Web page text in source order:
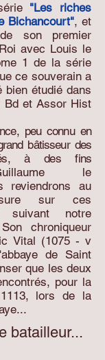
"Les riches
Bichancourt", et
son premier
avec Louis le
1 de la série
ce souverain a
bien étudié dans
Bd et Assor Hist
peu connu en
bâtisseur des
à des fins
le
reviendrons au
sur ces
suivant notre
chroniqueur
Vital (1075 - v
de Saint
que les deux
pour la
lors de la
batailleur...